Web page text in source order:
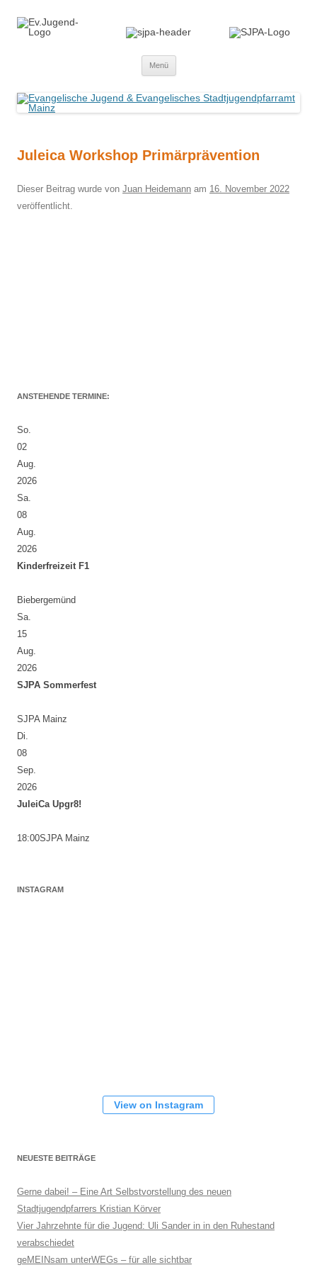
Menü
Juleica Workshop Primärprävention
Dieser Beitrag wurde von Juan Heidemann am 16. November 2022
veröffentlicht.
ANSTEHENDE TERMINE:
So.
02
Aug.
2026
Sa.
08
Aug.
2026
Kinderfreizeit F1
Biebergemünd
Sa.
15
Aug.
2026
SJPA Sommerfest
SJPA Mainz
Di.
08
Sep.
2026
JuleiCa Upgr8!
18:00SJPA Mainz
INSTAGRAM
View on Instagram
NEUESTE BEITRÄGE
Gerne dabei! – Eine Art Selbstvorstellung des neuen
Stadtjugendpfarrers Kristian Körver
Vier Jahrzehnte für die Jugend: Uli Sander in in den Ruhestand
verabschiedet
geMEINsam unterWEGs – für alle sichtbar